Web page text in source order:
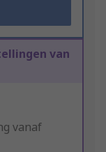
van
vanaf